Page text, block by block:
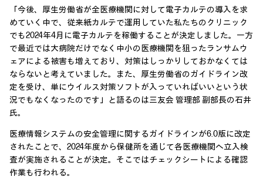
「今後、厚生労働省が全医療機関に対して電子カルテの導入を求
めていく中で、従来紙カルテで運用していた私たちのクリニック
でも2024年4月に電子カルテを稼働することが決定しました。一方
で最近では大病院だけでなく中小の医療機関を狙ったランサムウ
ェアによる被害も増えており、対策はしっかりしておかなくては
ならないと考えていました。また、厚生労働省のガイドライン改
定を受け、単にウイルス対策ソフトが入っていればいいという状
況でもなくなったのです」と語るのは三友会 管理部 副部長の石井
氏。
医療情報システムの安全管理に関するガイドラインが6.0版に改定
されたことで、2024年度から保健所を通じて各医療機関へ立入検
査が実施されることが決定。そこではチェックシートによる確認
作業も行われる。